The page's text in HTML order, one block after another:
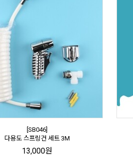
[SB046]
다용도 스프링건 세트 3M
13,000원